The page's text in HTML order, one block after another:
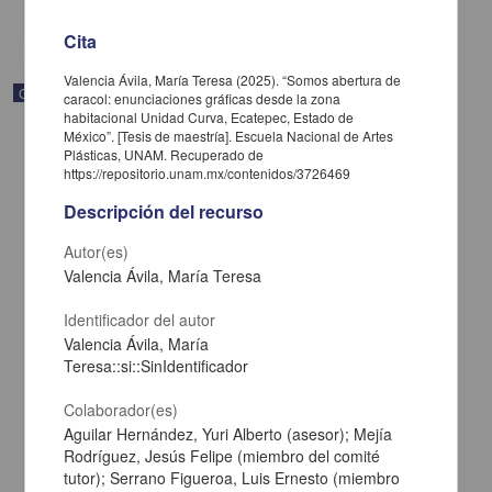
Correspondencia postal
Carta de José María Maytorena a Francisco I. Madero en la que
informa se irá a la costa por prescripción médica
Maytorena, José María
[sin fecha]
Cita
Valencia Ávila, María Teresa (2025). “Somos abertura de
caracol: enunciaciones gráficas desde la zona
habitacional Unidad Curva, Ecatepec, Estado de
México”. [Tesis de maestría]. Escuela Nacional de Artes
Plásticas, UNAM. Recuperado de
https://repositorio.unam.mx/contenidos/3726469
Descripción del recurso
Autor(es)
Valencia Ávila, María Teresa
Identificador del autor
Valencia Ávila, María
Teresa::si::SinIdentificador
Colaborador(es)
Aguilar Hernández, Yuri Alberto (asesor); Mejía
Rodríguez, Jesús Felipe (miembro del comité
tutor); Serrano Figueroa, Luis Ernesto (miembro